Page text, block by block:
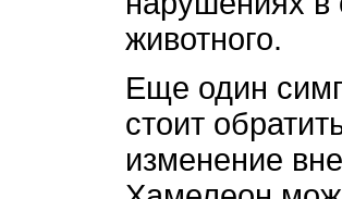
животного.
Еще один
стоит
изменение